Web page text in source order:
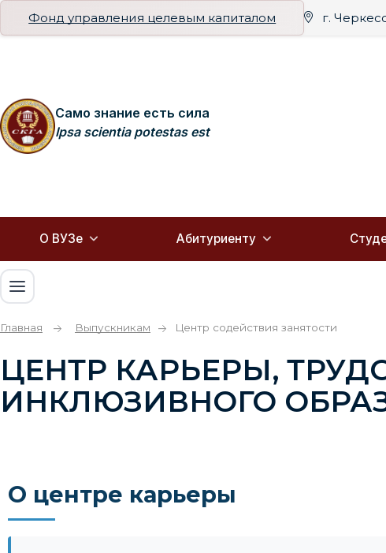
Фонд управления целевым капиталом г.
Само знание есть сила
Ipsa scientia potestas est
О ВУЗе Абитуриенту
Главная Выпускникам Центр содействия занятости
ЦЕНТР КАРЬЕРЫ,
ИНКЛЮЗИВНОГО
О центре карьеры